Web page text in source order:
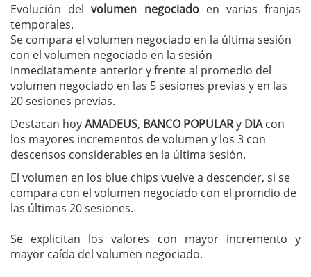
Evolución delvolumen negociadoen varias franjas
temporales.
Se compara el volumen negociado en la última sesión
con el volumen negociado en la sesión
inmediatamente anterior y frente al promedio del
volumen negociado en las 5 sesiones previas y en las
20 sesiones previas.
Destacan hoyAMADEUS, BANCO POPULARy DIAcon
los mayores incrementos de volumen y los 3 con
descensos considerables en la última sesión.
El volumen en los blue chips vuelve a descender, si se
compara con el volumen negociado con el promdio de
las últimas 20 sesiones.
Se explicitan los valores con mayor incremento y
mayor caída del volumen negociado.